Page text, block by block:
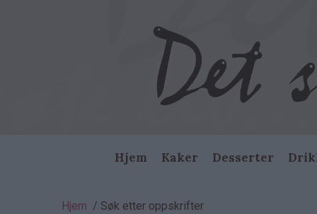
Main
navigation
Hjem Kaker Desserter
Hjem Søk etter oppskrifter